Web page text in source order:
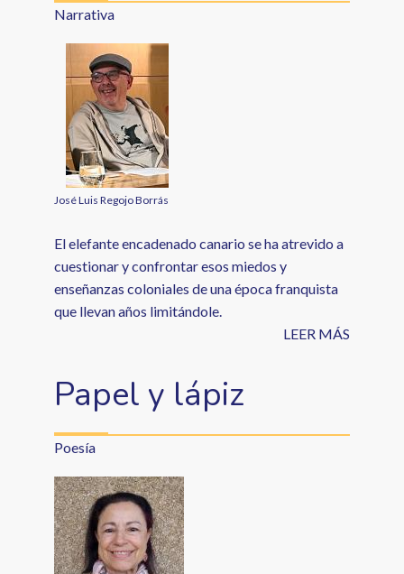
Narrativa
José Luis Regojo Borrás
El elefante encadenado canario se ha atrevido a
cuestionar y confrontar esos miedos y
enseñanzas coloniales de una época franquista
que llevan años limitándole.
LEER MÁS
Papel y lápiz
Poesía